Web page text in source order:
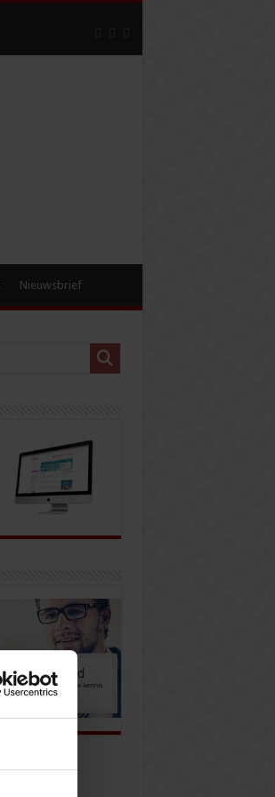
Nieuwsbrief